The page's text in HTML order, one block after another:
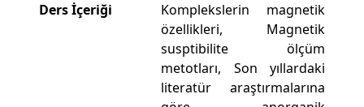
Ders İçeriği
Komplekslerin magnetik
özellikleri, Magnetik
susptibilite ölçüm
metotları, Son yıllardaki
literatür araştırmalarına